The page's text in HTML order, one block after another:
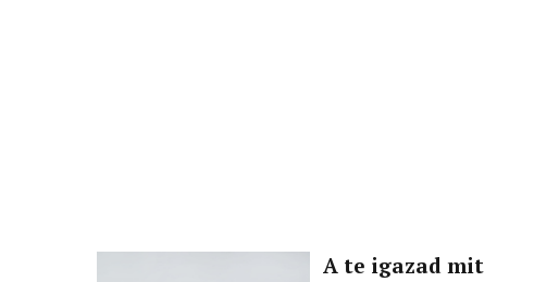
A te igazad mit